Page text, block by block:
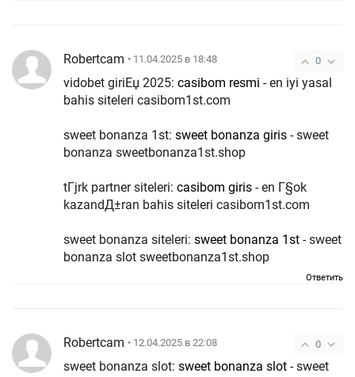
0
Robertcam • 11.04.2025 в 18:48
vidobet giriЕџ 2025: casibom resmi - en iyi yasal
bahis siteleri casibom1st.com
sweet bonanza 1st: sweet bonanza giris - sweet
bonanza sweetbonanza1st.shop
tГјrk partner siteleri: casibom giris - en Г§ok
kazandД±ran bahis siteleri casibom1st.com
sweet bonanza siteleri: sweet bonanza 1st - sweet
bonanza slot sweetbonanza1st.shop
Ответить
0
Robertcam • 12.04.2025 в 22:08
sweet bonanza slot: sweet bonanza slot - sweet